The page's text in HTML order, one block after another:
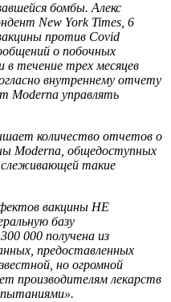
бомбы. Алекс
New York Times, 6
против Covid
о побочных
в течение трех месяцев
внутреннему отчету
Moderna управлять
количество отчетов о
Moderna, общедоступных
такие
вакцины НЕ
базу
000 получена из
предоставленных
но огромной
производителям лекарств